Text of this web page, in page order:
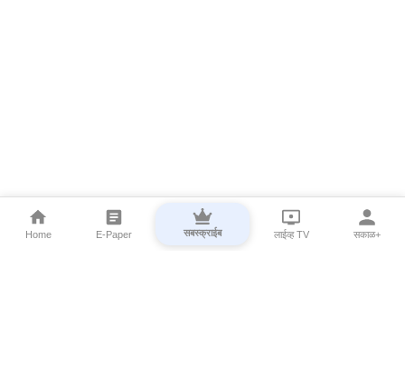
Home E-Paper सबस्क्राईब लाईव्ह TV सकाळ+